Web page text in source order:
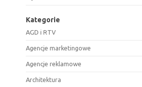
Kategorie
AGD i RTV
Agencje marketingowe
Agencje reklamowe
Architektura